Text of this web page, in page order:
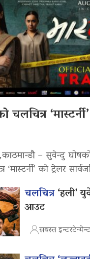
चलचित्र
– सुवेन्दु
को ट्रेलर
चलचित्र‘हली’
आउट
सबस्त इन्टरटेन्मेन्ट